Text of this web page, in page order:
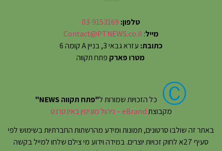
טלפון: 03-9153169
מייל:
Contact@PTNEWS.co.il
כתובת: עזרא גבאי 3, בניין A קומה 6
מטרו פארק פתח תקווה
Ⓒ כל הזכויות שמורות ל"פתח תקווה NEWS"
מקבוצתeBrand – ניהול מוניטין באינטרנט
באתר זה שולבו סרטונים, תמונות ומידע מהרשתות החברתיות בשימוש לפי
סעיף 27א לחוק זכויות יוצרים. במידה וידוע מי צילם שלחו למייל בקשה